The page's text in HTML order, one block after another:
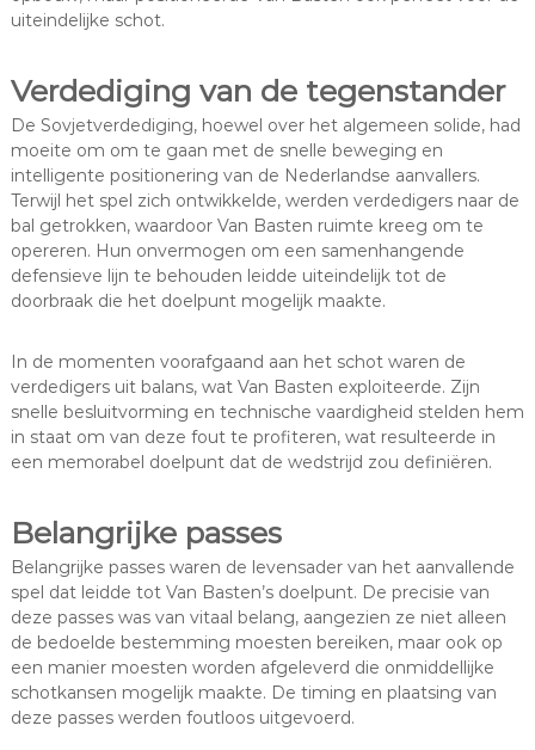
uiteindelijke schot.
Verdediging van de tegenstander
De Sovjetverdediging, hoewel over het algemeen solide, had
moeite om om te gaan met de snelle beweging en
intelligente positionering van de Nederlandse aanvallers.
Terwijl het spel zich ontwikkelde, werden verdedigers naar de
bal getrokken, waardoor Van Basten ruimte kreeg om te
opereren. Hun onvermogen om een samenhangende
defensieve lijn te behouden leidde uiteindelijk tot de
doorbraak die het doelpunt mogelijk maakte.
In de momenten voorafgaand aan het schot waren de
verdedigers uit balans, wat Van Basten exploiteerde. Zijn
snelle besluitvorming en technische vaardigheid stelden hem
in staat om van deze fout te profiteren, wat resulteerde in
een memorabel doelpunt dat de wedstrijd zou definiëren.
Belangrijke passes
Belangrijke passes waren de levensader van het aanvallende
spel dat leidde tot Van Basten’s doelpunt. De precisie van
deze passes was van vitaal belang, aangezien ze niet alleen
de bedoelde bestemming moesten bereiken, maar ook op
een manier moesten worden afgeleverd die onmiddellijke
schotkansen mogelijk maakte. De timing en plaatsing van
deze passes werden foutloos uitgevoerd.